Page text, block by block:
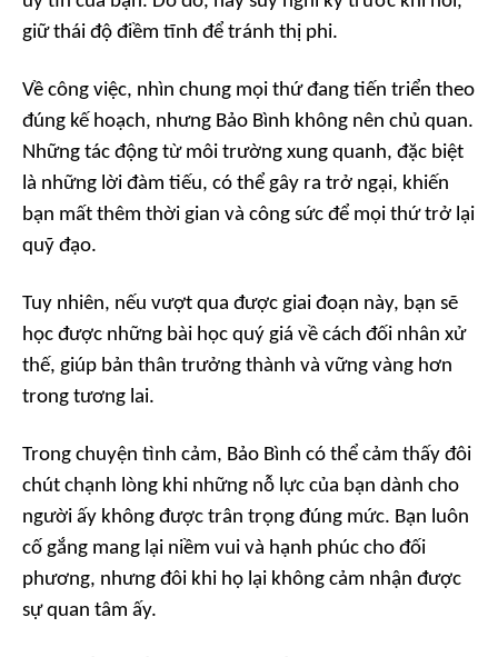
giữ thái độ điềm tĩnh để tránh thị phi.
Về công việc, nhìn chung mọi thứ đang tiến triển theo
đúng kế hoạch, nhưng Bảo Bình không nên chủ quan.
Những tác động từ môi trường xung quanh, đặc biệt
là những lời đàm tiếu, có thể gây ra trở ngại, khiến
bạn mất thêm thời gian và công sức để mọi thứ trở lại
quỹ đạo.
Tuy nhiên, nếu vượt qua được giai đoạn này, bạn sẽ
học được những bài học quý giá về cách đối nhân xử
thế, giúp bản thân trưởng thành và vững vàng hơn
trong tương lai.
Trong chuyện tình cảm, Bảo Bình có thể cảm thấy đôi
chút chạnh lòng khi những nỗ lực của bạn dành cho
người ấy không được trân trọng đúng mức. Bạn luôn
cố gắng mang lại niềm vui và hạnh phúc cho đối
phương, nhưng đôi khi họ lại không cảm nhận được
sự quan tâm ấy.